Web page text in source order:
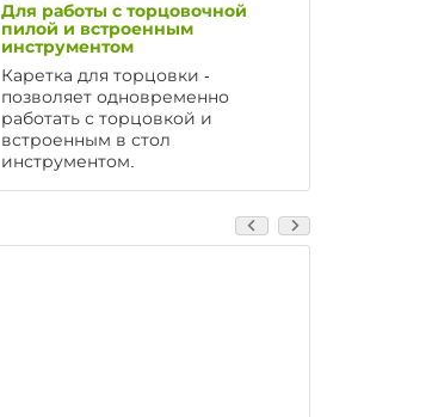
Для работы с торцовочной
пилой и встроенным
инструментом
Каретка для торцовки -
позволяет одновременно
работать с торцовкой и
встроенным в стол
инструментом.